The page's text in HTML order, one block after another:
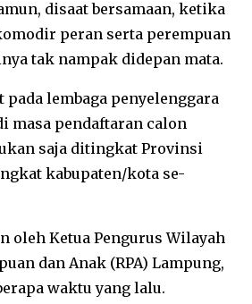
disaat bersamaan, ketika
peran serta perempuan
tak nampak didepan mata.
lembaga penyelenggara
masa pendaftaran calon
saja ditingkat Provinsi
kabupaten/kota se-
oleh Ketua Pengurus Wilayah
dan Anak (RPA) Lampung,
waktu yang lalu.